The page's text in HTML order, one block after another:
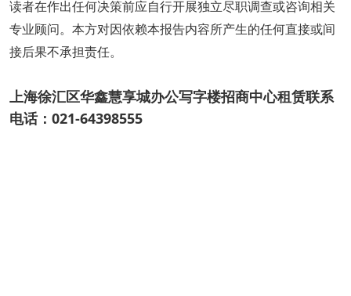
读者在作出任何决策前应自行开展独立尽职调查或咨询相关
专业顾问。本方对因依赖本报告内容所产生的任何直接或间
接后果不承担责任。
上海徐汇区华鑫慧享城办公写字楼招商中心租赁联系
电话：021-64398555